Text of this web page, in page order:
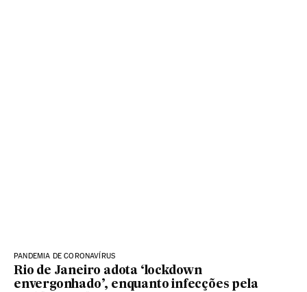
PANDEMIA DE CORONAVÍRUS
Rio de Janeiro adota ‘lockdown
envergonhado’, enquanto infecções pela